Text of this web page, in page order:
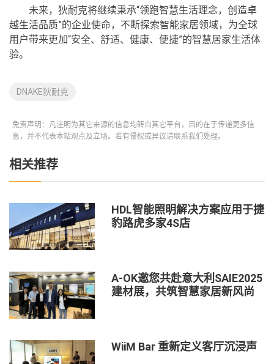
未来，狄耐克将继续秉承“领跑智慧生活理念，创造卓
越生活品质”的企业使命，不断探索智能家居领域，为全球
用户带来更加“安全、舒适、健康、便捷”的智慧居家生活体
验。
DNAKE狄耐克
免责声明：凡注明为其它来源的信息均转自其它平台，目的在于传递更多信
息，并不代表本站观点及立场。若有侵权或异议请联系我们处理。
相关推荐
HDL智能照明解决方案应用于捷
豹路虎多家4S店
A-OK邀您共赴意大利SAIE2025
建材展，共筑智慧家居新风尚
WiiM Bar 重新定义客厅沉浸声